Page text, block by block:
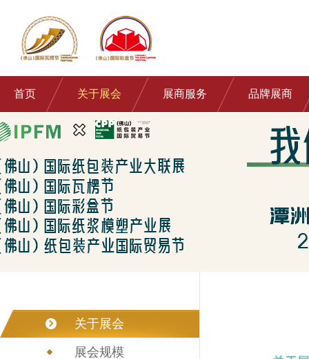
首页 关于展会 展商服务 品牌展商
关于展会
展会规模